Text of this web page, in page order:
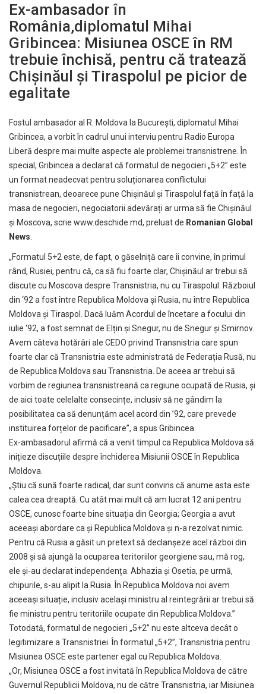
Ex-ambasador în
România,diplomatul Mihai
Gribincea: Misiunea OSCE în RM
trebuie închisă, pentru că tratează
Chișinăul și Tiraspolul pe picior de
egalitate
Fostul ambasador al R. Moldova la București, diplomatul Mihai
Gribincea, a vorbit în cadrul unui interviu pentru Radio Europa
Liberă despre mai multe aspecte ale problemei transnistrene. În
special, Gribincea a declarat că formatul de negocieri „5+2” este
un format neadecvat pentru soluționarea conflictului
transnistrean, deoarece pune Chișinăul și Tiraspolul față în față la
masa de negocieri, negociatorii adevărați ar urma să fie Chișinăul
și Moscova, scrie www.deschide.md, preluat de Romanian Global
News
„Formatul 5+2 este, de fapt, o găselniță care îi convine, în primul
rând, Rusiei, pentru că, ca să fiu foarte clar, Chișinăul ar trebui să
discute cu Moscova despre Transnistria, nu cu Tiraspolul. Războiul
din ‘92 a fost între Republica Moldova și Rusia, nu între Republica
Moldova și Tiraspol. Dacă luăm Acordul de încetare a focului din
iulie ‘92, a fost semnat de Elțin și Snegur, nu de Snegur și Smirnov.
Avem câteva hotărâri ale CEDO privind Transnistria care spun
foarte clar că Transnistria este administrată de Federația Rusă, nu
de Republica Moldova sau Transnistria. De aceea ar trebui să
vorbim de regiunea transnistreană ca regiune ocupată de Rusia, și
de aici toate celelalte consecințe, inclusiv să ne gândim la
posibilitatea ca să denunțăm acel acord din ’92, care prevede
instituirea forțelor de pacificare”, a spus Gribincea.
Ex-ambasadorul afirmă că a venit timpul ca Republica Moldova să
inițieze discuțiile despre închiderea Misiunii OSCE în Republica
Moldova.
„Știu că sună foarte radical, dar sunt convins că anume asta este
calea cea dreaptă. Cu atât mai mult că am lucrat 12 ani pentru
OSCE, cunosc foarte bine situația din Georgia; Georgia a avut
aceeași abordare ca și Republica Moldova și n-a rezolvat nimic.
Pentru că Rusia a găsit un pretext să declanșeze acel război din
2008 și să ajungă la ocuparea teritoriilor georgiene sau, mă rog,
ele și-au declarat independența. Abhazia și Osetia, pe urmă,
chipurile, s-au alipit la Rusia. În Republica Moldova noi avem
aceeași situație, inclusiv același ministru al reintegrării ar trebui să
fie ministru pentru teritoriile ocupate din Republica Moldova.”
Totodată, formatul de negocieri „5+2” nu este altceva decât o
legitimizare a Transnistriei. În formatul „5+2”, Transnistria pentru
Misiunea OSCE este partener egal cu Republica Moldova.
„Or, Misiunea OSCE a fost invitată în Republica Moldova de către
Guvernul Republicii Moldova, nu de către Transnistria, iar Misiunea